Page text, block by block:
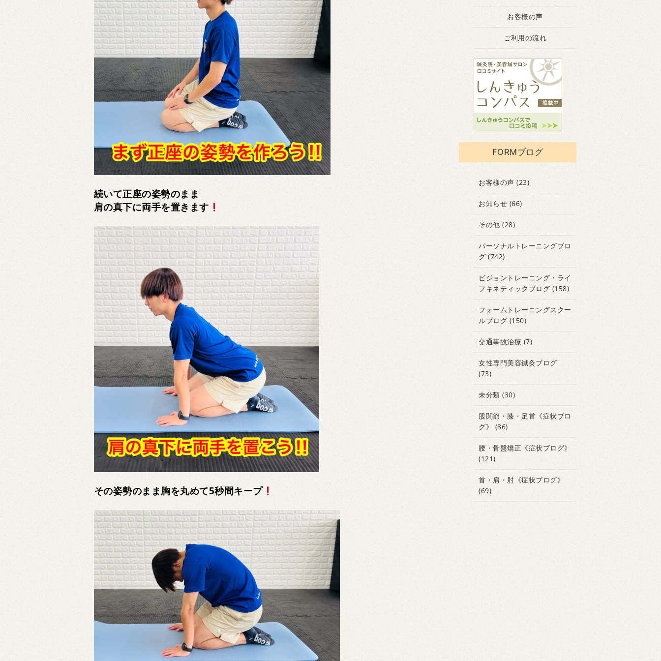
続いて正座の姿勢のまま
肩の真下に両手を置きます
その姿勢のまま胸を丸めて5秒間キープ
お客様の声
ご利用の流れ
FORMブログ
お客様の声 (23)
お知らせ (66)
その他 (28)
パーソナルトレーニングブロ
グ (742)
ビジョントレーニング・ライ
フキネティックブログ (158)
フォームトレーニングスクー
ルブログ(150)
交通事故治療 (7)
女性専門美容鍼灸ブログ
(73)
未分類 (30)
股関節・膝・足首《症状ブロ
グ》
(86)
腰・骨盤矯正《症状ブログ》
(121)
首・肩・肘《症状ブログ》
(69)